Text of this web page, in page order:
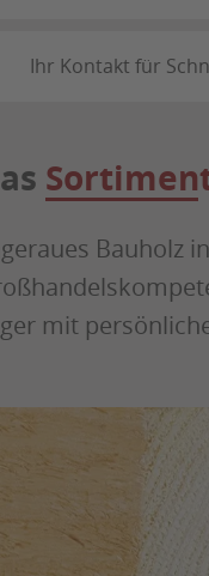
Ihr Kontakt für
Bauholz
mit